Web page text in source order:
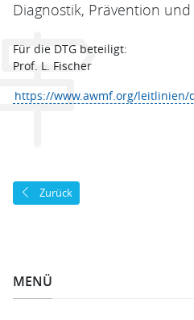
Diagnostik, Prävention und
Für die DTG beteiligt:
Prof. L. Fischer
https://www.awmf.org/leitlinien/
Vorheriger Beitrag: Leitlinie
Zurück
MENÜ